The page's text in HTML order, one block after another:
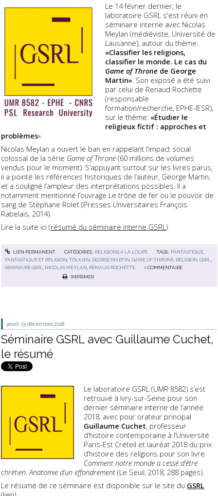
Le 14 février dernier, le
laboratoire GSRL s'est réuni en
séminaire interne avec Nicolas
Meylan (médiéviste, Université de
Lausanne), autour du thème:
«Classifier les religions,
classifier le monde. Le cas du
Game of Throne de George
Martin» . Son exposé a été suivi
par celui de Renaud Rochette
(responsable
formation/recherche, EPHE-IESR),
sur le thème: «Étudier le
religieux fictif : approches et
problèmes».
Nicolas Meylan a ouvert le ban en rappelant l’impact social
colossal de la série Game of Throne (60 millions de volumes
vendus pour le moment). S’appuyant surtout sur les livres parus,
il a pointé les références historiques de l’auteur, George Martin,
et a souligné l’ampleur des interprétations possibles. Il a
notamment mentionné l’ouvrage Le trône de fer ou le pouvoir de
sang de Stéphane Rolet (Presses Universitaires François
Rabelais, 2014).
Lire la suite ici (résumé du séminaire interne GSRL )
LIEN PERMANENT CATÉGORIES : RELIGIONS À LA LOUPE TAGS : FANTASTIQUE,
FANTASTIQUE ET RELIGION,TOLKIEN,GEORGE MARTIN,GAME OF THRONE, RELIGION,GSRL,
SÉMINAIRE GSRL, NICOLAS MEYLAN, RENAUD ROCHETTE 0 COMMENTAIRE
IMPRIMER
jeudi 13 décembre 2018
Séminaire GSRL avec Guillaume Cuchet,
le résumé
Le laboratoire GSRL (UMR 8582) s’est
retrouvé à Ivry-sur-Seine pour son
dernier séminaire interne de l’année
2018, avec pour orateur principal
Guillaume Cuchet, professeur
d’histoire contemporaine à l’Université
Paris-Est Créteil et lauréat 2018 du prix
d’histoire des religions pour son livre
Comment notre monde a cessé d’être
chrétien. Anatomie d’un effondrement (Le Seuil, 2018, 288 pages).
Le résumé de ce séminaire est disponible sur le site du GSRL